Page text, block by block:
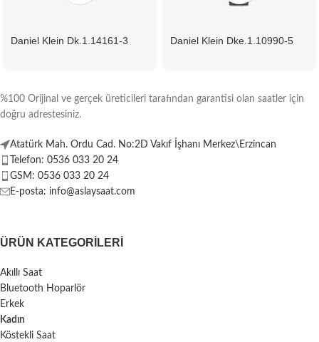
Daniel Klein Dk.1.14161-3
Daniel Klein Dke.1.10990-5
%100 Orijinal ve gerçek üreticileri tarafından garantisi olan saatler için
doğru adrestesiniz.
Atatürk Mah. Ordu Cad. No:2D Vakıf İşhanı Merkez\Erzincan
Telefon: 0536 033 20 24
GSM: 0536 033 20 24
E-posta: info@aslaysaat.com
ÜRÜN KATEGORILERI
Akıllı Saat
Bluetooth Hoparlör
Erkek
Kadın
Köstekli Saat